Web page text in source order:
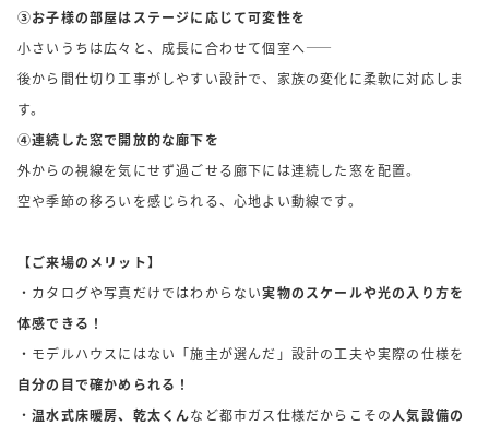
③お子様の部屋はステージに応じて可変性を
小さいうちは広々と、成長に合わせて個室へ――
後から間仕切り工事がしやすい設計で、家族の変化に柔軟に対応しま
す。
④連続した窓で開放的な廊下を
外からの視線を気にせず過ごせる廊下には連続した窓を配置。
空や季節の移ろいを感じられる、心地よい動線です。
【ご来場のメリット】
・カタログや写真だけではわからない実物のスケールや光の入り方を
体感できる！
・モデルハウスにはない「施主が選んだ」設計の工夫や実際の仕様を
自分の目で確かめられる！
・温水式床暖房、乾太くんなど都市ガス仕様だからこその人気設備の